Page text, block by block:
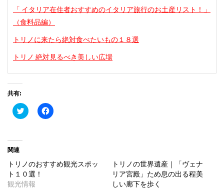
「 イタリア在住者おすすめのイタリア旅行のお土産リスト！」
（食料品編）
トリノに来たら絶対食べたいもの１８選
トリノ 絶対見るべき美しい広場
共有:
ク
リ
共
有
(新
し
Facebook
で
ク
リ
関連
トリノのおすすめ観光スポッ
ト１０選！
観光情報
トリノの世界遺産｜「ヴェナ
リア宮殿」ため息の出る程美
しい廊下を歩く